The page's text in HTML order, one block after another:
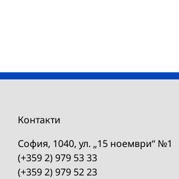
Контакти
София, 1040, ул. „15 ноември“ №1
(+359 2) 979 53 33
(+359 2) 979 52 23